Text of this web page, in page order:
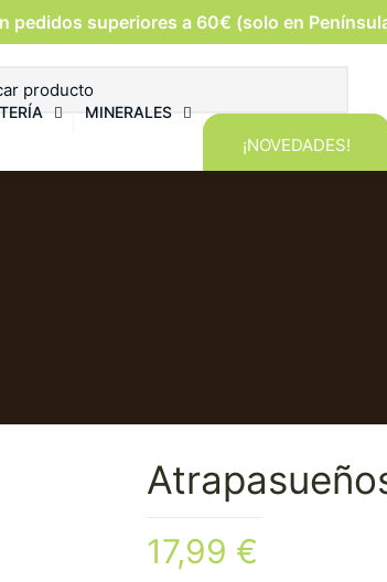
pedidos superiores a 60€ (solo en
MINERALES
¡NOVEDADES!
17,99 €